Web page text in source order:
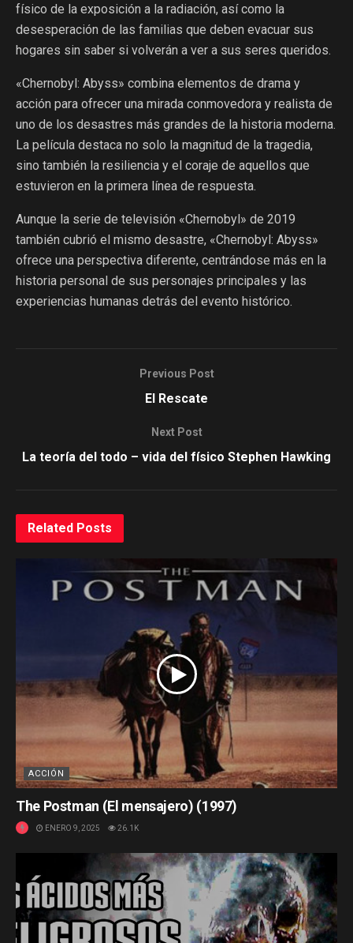
físico de la exposición a la radiación, así como la
desesperación de las familias que deben evacuar sus
hogares sin saber si volverán a ver a sus seres queridos.
«Chernobyl: Abyss» combina elementos de drama y
acción para ofrecer una mirada conmovedora y realista de
uno de los desastres más grandes de la historia moderna.
La película destaca no solo la magnitud de la tragedia,
sino también la resiliencia y el coraje de aquellos que
estuvieron en la primera línea de respuesta.
Aunque la serie de televisión «Chernobyl» de 2019
también cubrió el mismo desastre, «Chernobyl: Abyss»
ofrece una perspectiva diferente, centrándose más en la
historia personal de sus personajes principales y las
experiencias humanas detrás del evento histórico.
Previous Post
El Rescate
Next Post
La teoría del todo – vida del físico Stephen Hawking
Related Posts
ACCIÓN
The Postman (El mensajero) (1997)
ENERO 9, 2025 26.1K